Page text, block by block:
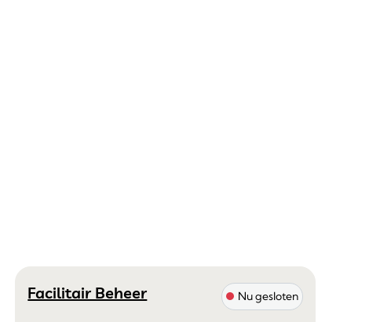
Facilitair Beheer Nu gesloten